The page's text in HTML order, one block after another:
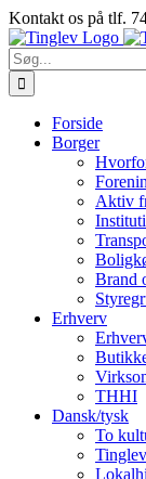
Skip
to
content
Kontakt os på tlf.
Søg
efter:
Forside
Borger
Aktiv
Brand
Erhverv
THHI
Dansk/tysk
To